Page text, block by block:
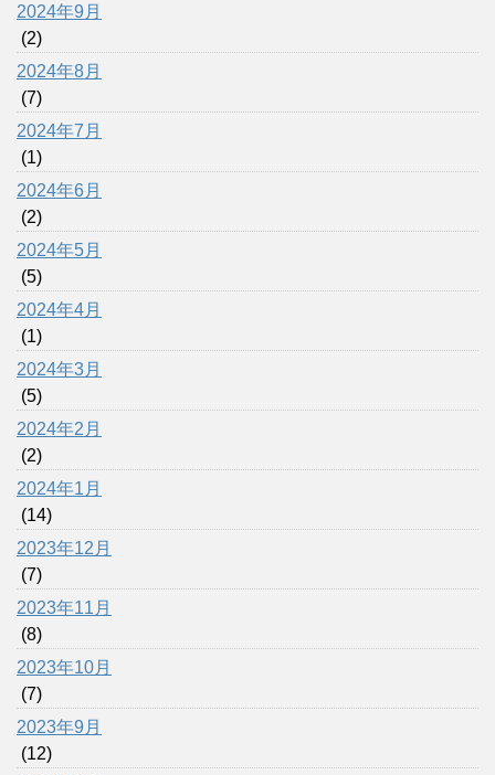
2024年9月
(2)
2024年8月
(7)
2024年7月
(1)
2024年6月
(2)
2024年5月
(5)
2024年4月
(1)
2024年3月
(5)
2024年2月
(2)
2024年1月
(14)
2023年12月
(7)
2023年11月
(8)
2023年10月
(7)
2023年9月
(12)